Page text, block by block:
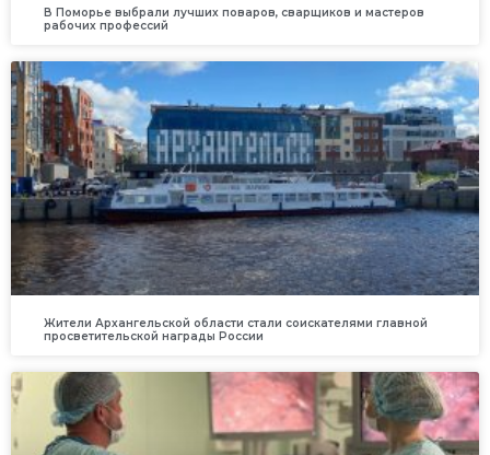
В Поморье выбрали лучших поваров, сварщиков и мастеров
рабочих профессий
Жители Архангельской области стали соискателями главной
просветительской награды России